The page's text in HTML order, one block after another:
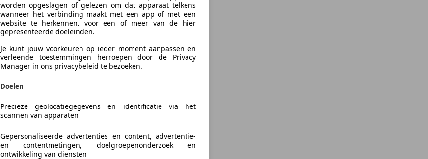
worden opgeslagen of gelezen om dat apparaat telkens
wanneer het verbinding maakt met een app of met een
website te herkennen, voor een of meer van de hier
gepresenteerde doeleinden.
Je kunt jouw voorkeuren op ieder moment aanpassen en
verleende toestemmingen herroepen door de Privacy
Manager in ons privacybeleid te bezoeken.
Doelen
Precieze geolocatiegegevens en identificatie via het
scannen van apparaten
Gepersonaliseerde advertenties en content, advertentie-
en contentmetingen, doelgroepenonderzoek en
ontwikkeling van diensten